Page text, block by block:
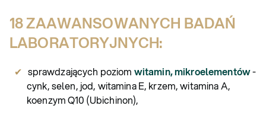
18 ZAAWANSOWANYCH BADAŃ
LABORATORYJNYCH:
sprawdzających poziom witamin, mikroelementów-
cynk, selen, jod, witamina E, krzem, witamina A,
koenzym Q10 (Ubichinon),